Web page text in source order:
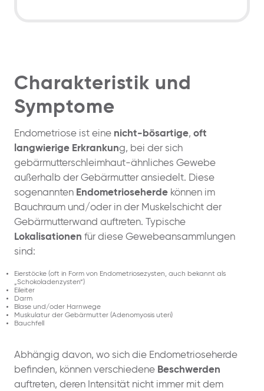
Charakteristik und
Symptome
Endometriose ist eine nicht-bösartige, oft
langwierige Erkrankung, bei der sich
gebärmutterschleimhaut-ähnliches Gewebe
außerhalb der Gebärmutter ansiedelt. Diese
sogenannten Endometrioseherde können im
Bauchraum und/oder in der Muskelschicht der
Gebärmutterwand auftreten. Typische
Lokalisationen für diese Gewebeansammlungen
sind:
Eierstöcke (oft in Form von Endometriosezysten, auch bekannt als
„Schokoladenzysten“)
Eileiter
Darm
Blase und/oder Harnwege
Muskulatur der Gebärmutter (Adenomyosis uteri)
Bauchfell
Abhängig davon, wo sich die Endometrioseherde
befinden, können verschiedene Beschwerden
auftreten, deren Intensität nicht immer mit dem